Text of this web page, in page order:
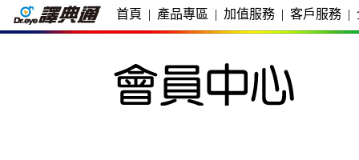
首頁 | 產品專區 | 加值服務 | 客戶服務 |